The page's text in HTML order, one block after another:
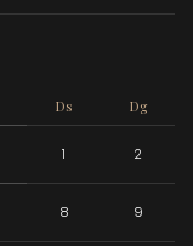
Ds Dg
1 2
8 9